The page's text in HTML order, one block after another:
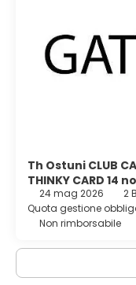
Th Ostuni CLUB
THINKY CARD
24 mag 2026 2
Quota gestione
Non rimborsabile